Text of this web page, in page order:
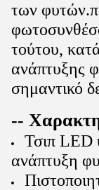
των
τούτου,
ανάπτυξης
σημαντικό
--
Τσιπ LED
ανάπτυξη